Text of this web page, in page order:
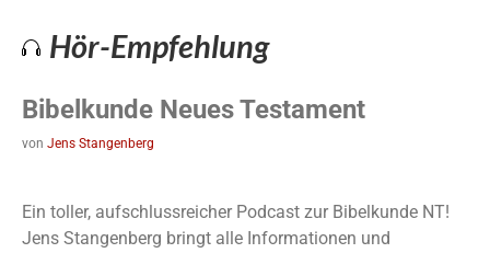
Hör-Empfehlung
Bibelkunde Neues Testament
von Jens Stangenberg
Ein toller, aufschlussreicher Podcast zur Bibelkunde NT!
Jens Stangenberg bringt alle Informationen und